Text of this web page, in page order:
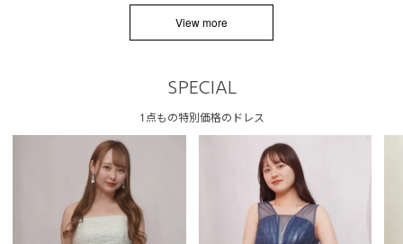
View more
SPECIAL
1点もの特別価格のドレス